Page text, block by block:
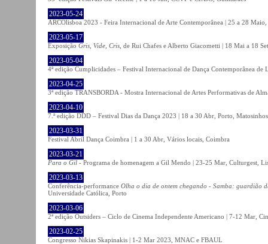
2023-05-24
ARCOlisboa 2023 - Feira Internacional de Arte Contemporânea | 25 a 28
2023-05-17
Exposição Gris, Vide, Cris , de Rui Chafes e Alberto Giacometti | 18 Mai a 18
2023-05-04
4ª edição Cumplicidades – Festival Internacional de Dança Contemporânea
2023-04-25
3ª edição TRANSBORDA - Mostra Internacional de Artes Performativas de
2023-04-10
7.ª edição DDD – Festival Dias da Dança 2023 | 18 a 30 Abr, Porto,
2023-03-31
Festival Abril Dança Coimbra | 1 a 30 Abr, Vários locais, Coimbra
2023-03-21
Para o Gil - Programa de homenagem a Gil Mendo | 23-25 Mar, Culturgest,
2023-03-13
Conferência-performance Olha o dia de ontem chegando - Samba: guardião
Universidade Católica, Porto
2023-03-06
2ª edição Outsiders – Ciclo de Cinema Independente Americano | 7-12 Mar,
2023-02-25
Congresso Nikias Skapinakis | 1-2 Mar 2023, MNAC e FBAUL